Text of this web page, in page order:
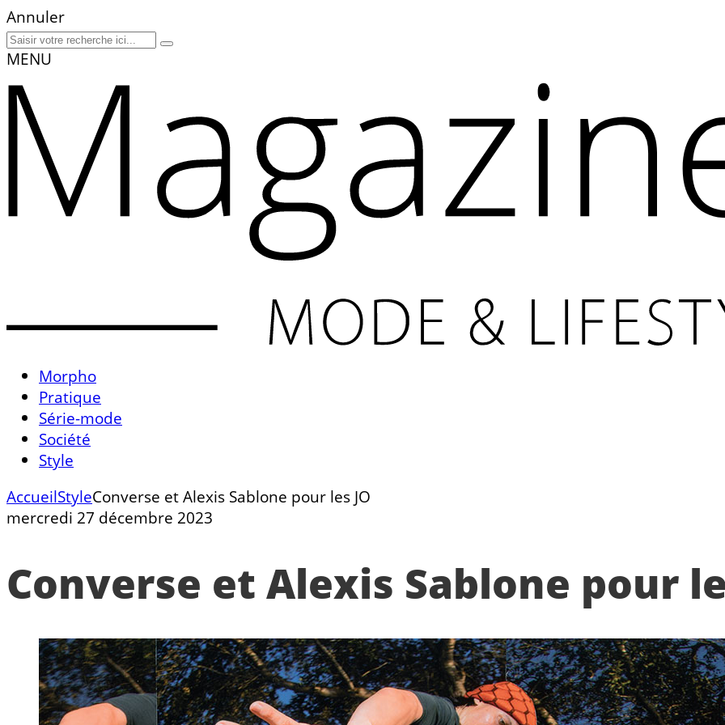
Annuler
MENU
Morpho
Pratique
Série-mode
Société
Style
AccueilStyleConverse et Alexis Sablone pour les JO
mercredi 27 décembre 2023
Converse et Alexis Sablone pour